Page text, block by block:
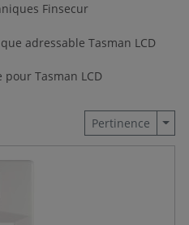
Finsecur
adressable Tasman LCD
Tasman LCD
Pertinence